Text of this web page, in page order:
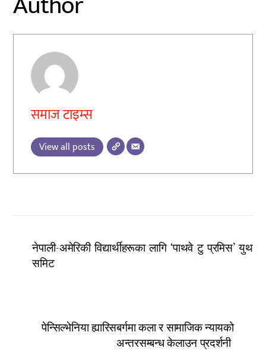
समाज टाइम्स
View all posts
नेपाली-अमेरिकी विद्यार्थीहरूका लागि ‘पाथवे टु प्रमिस’ युथ
समिट
पेन्सिल्भेनिया ह्यारिसबर्गमा कला र सामाजिक न्यायको
अन्तरसम्बन्ध केलाउन प्रदर्शनी